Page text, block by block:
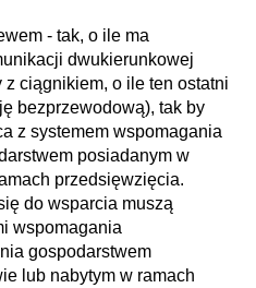
- tak, o ile ma
dwukierunkowej
ciągnikiem, o ile ten ostatni
bezprzewodową), tak by
z systemem wspomagania
posiadanym w
przedsięwzięcia.
do wsparcia muszą
wspomagania
gospodarstwem
lub nabytym w ramach